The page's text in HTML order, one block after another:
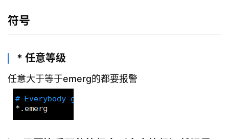
符号
* 任意等级
任意大于等于emerg的都要报警